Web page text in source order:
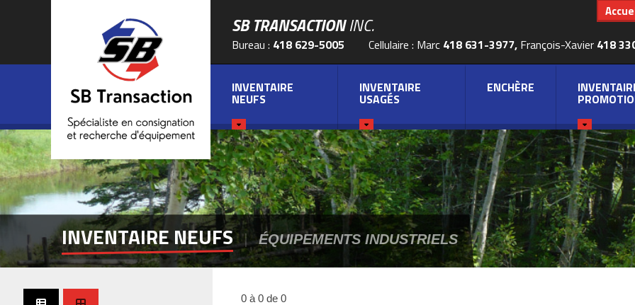
SB TRANSACTIONINC.
Bureau : 418 629-5005 Cellulaire : Marc 418 631-3977, François-Xavier 418
INVENTAIRE
NEUFS
INVENTAIRE
USAGÉS
ENCHÈRE
INVENTAIRE NEUFS | ÉQUIPEMENTS INDUSTRIELS
0 à 0 de 0